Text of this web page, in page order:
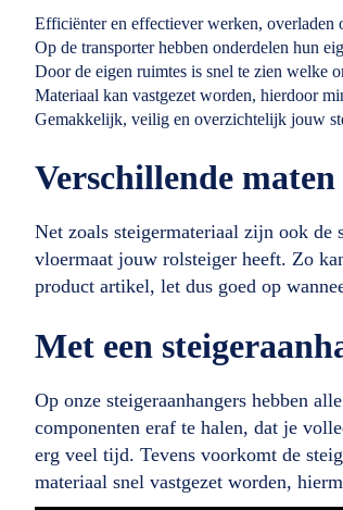
Efficiënter en effectiever werken, overladen
Op de transporter hebben onderdelen hun
Door de eigen ruimtes is snel te zien welke
Materiaal kan vastgezet worden, hierdoor
Gemakkelijk, veilig en overzichtelijk jouw
Verschillende
Net zoals steigermateriaal zijn ook de
vloermaat jouw rolsteiger heeft. Zo
product artikel, let dus goed op
Met een
Op onze steigeraanhangers hebben
componenten eraf te halen, dat je
erg veel tijd. Tevens voorkomt de
materiaal snel vastgezet worden,